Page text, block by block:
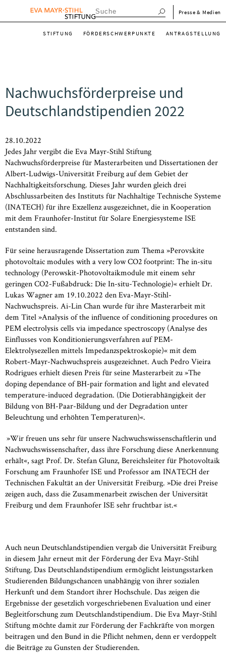
menu_meta_de
Presse & Medien
STIFTUNG FÖRDERSCHWERPUNKTE ANTRAGSTELLUNG
Nachwuchsförderpreise und
Deutschlandstipendien 2022
28.10.2022
Jedes Jahr vergibt die Eva Mayr-Stihl Stiftung
Nachwuchsförderpreise für Masterarbeiten und Dissertationen der
Albert-Ludwigs-Universität Freiburg auf dem Gebiet der
Nachhaltigkeitsforschung. Dieses Jahr wurden gleich drei
Abschlussarbeiten des Instituts für Nachhaltige Technische Systeme
(INATECH) für ihre Exzellenz ausgezeichnet, die in Kooperation
mit dem Fraunhofer-Institut für Solare Energiesysteme ISE
entstanden sind.
Für seine herausragende Dissertation zum Thema »Perovskite
photovoltaic modules with a very low CO2 footprint: The in-situ
technology (Perowskit-Photovoltaikmodule mit einem sehr
geringen CO2-Fußabdruck: Die In-situ-Technologie)« erhielt Dr.
Lukas Wagner am 19.10.2022 den Eva-Mayr-Stihl-
Nachwuchspreis. Ai-Lin Chan wurde für ihre Masterarbeit mit
dem Titel »Analysis of the influence of conditioning procedures on
PEM electrolysis cells via impedance spectroscopy (Analyse des
Einflusses von Konditionierungsverfahren auf PEM-
Elektrolysezellen mittels Impedanzspektroskopie)« mit dem
Robert-Mayr-Nachwuchspreis ausgezeichnet. Auch Pedro Vieira
Rodrigues erhielt diesen Preis für seine Masterarbeit zu »The
doping dependance of BH-pair formation and light and elevated
temperature-induced degradation. (Die Dotierabhängigkeit der
Bildung von BH-Paar-Bildung und der Degradation unter
Beleuchtung und erhöhten Temperaturen)«.
»Wir freuen uns sehr für unsere Nachwuchswissenschaftlerin und
Nachwuchswissenschafter, dass ihre Forschung diese Anerkennung
erhält«, sagt Prof. Dr. Stefan Glunz, Bereichsleiter für Photovoltaik
Forschung am Fraunhofer ISE und Professor am INATECH der
Technischen Fakultät an der Universität Freiburg. »Die drei Preise
zeigen auch, dass die Zusammenarbeit zwischen der Universität
Freiburg und dem Fraunhofer ISE sehr fruchtbar ist.«
Auch neun Deutschlandstipendien vergab die Universität Freiburg
in diesem Jahr erneut mit der Förderung der Eva Mayr-Stihl
Stiftung. Das Deutschlandstipendium ermöglicht leistungsstarken
Studierenden Bildungschancen unabhängig von ihrer sozialen
Herkunft und dem Standort ihrer Hochschule. Das zeigen die
Ergebnisse der gesetzlich vorgeschriebenen Evaluation und einer
Begleitforschung zum Deutschlandstipendium. Die Eva Mayr-Stihl
Stiftung möchte damit zur Förderung der Fachkräfte von morgen
beitragen und den Bund in die Pflicht nehmen, denn er verdoppelt
die Beiträge zu Gunsten der Studierenden.